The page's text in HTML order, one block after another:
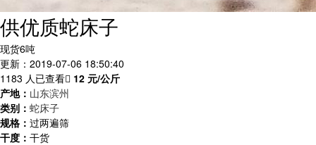
供优质蛇床子
现货6吨
更新：2019-07-06 18:50:40
1183 人已查看
12 元/公斤
产地： 山东滨州
类别： 蛇床子
规格： 过两遍筛
干度： 干货